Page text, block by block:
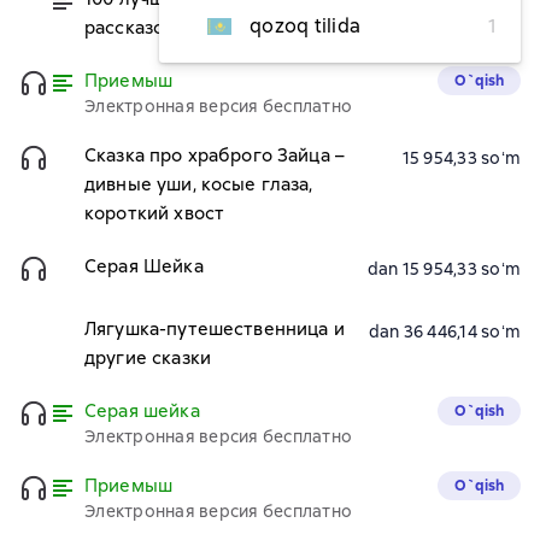
qozoq tilida
1
рассказов о животных
Приемыш
Электронная версия бесплатно
O`qish
Сказка про храброго Зайца –
дивные уши, косые глаза,
короткий хвост
15 954,33 soʻm
Серая Шейка dan 15 954,33 soʻm
Лягушка-путешественница и
другие сказки
dan 36 446,14 soʻm
Серая шейка
Электронная версия бесплатно
O`qish
Приемыш
Электронная версия бесплатно
O`qish